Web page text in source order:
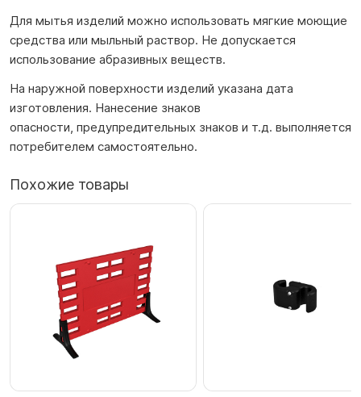
Для мытья изделий можно использовать мягкие моющие
средства или мыльный раствор. Не допускается
использование абразивных веществ.
На наружной поверхности изделий указана дата
изготовления. Нанесение знаков
опасности, предупредительных знаков и т.д. выполняется
потребителем самостоятельно.
Похожие товары